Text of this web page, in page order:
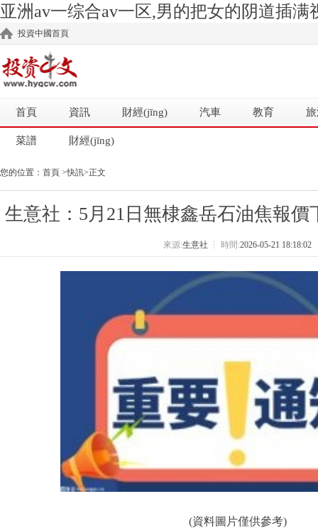
亚洲av一综合av一区,男的把女的阴道插
投資中國首頁
首頁 資訊 財經(jīng) 汽車 教育
菜譜 財經(jīng)
您的位置： 首頁 >快訊>正文
生意社：5月21日無棣鑫岳石油焦報價
來源:生意社 ┆ 時間:2026-05-21 18:18:02
(資料圖片僅供參考)